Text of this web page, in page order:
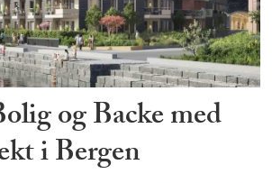
og Backe med
i Bergen